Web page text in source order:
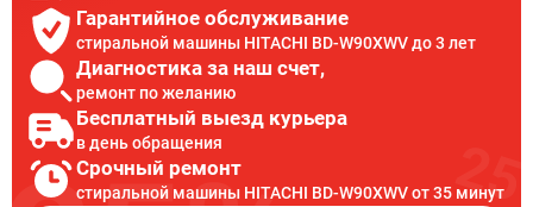
Гарантийное обслуживание
стиральной машины HITACHI BD-W90XWV до 3 лет
Диагностика за наш счет,
ремонт по желанию
Бесплатный выезд курьера
в день обращения
Срочный ремонт
стиральной машины HITACHI BD-W90XWV от 35 минут